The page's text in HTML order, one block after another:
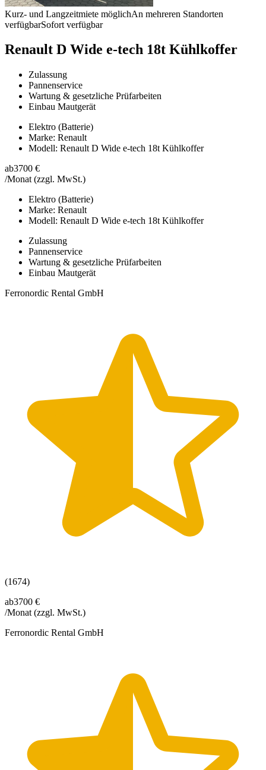
Kurz- und Langzeitmiete möglichAn mehreren Standorten
verfügbarSofort verfügbar
Renault D Wide e-tech 18t Kühlkoffer
Zulassung
Pannenservice
Wartung & gesetzliche Prüfarbeiten
Einbau Mautgerät
Elektro (Batterie)
Marke: Renault
Modell: Renault D Wide e-tech 18t Kühlkoffer
ab3700 €
/Monat (zzgl. MwSt.)
Elektro (Batterie)
Marke: Renault
Modell: Renault D Wide e-tech 18t Kühlkoffer
Zulassung
Pannenservice
Wartung & gesetzliche Prüfarbeiten
Einbau Mautgerät
Ferronordic Rental GmbH
(1674)
ab3700 €
/Monat (zzgl. MwSt.)
Ferronordic Rental GmbH